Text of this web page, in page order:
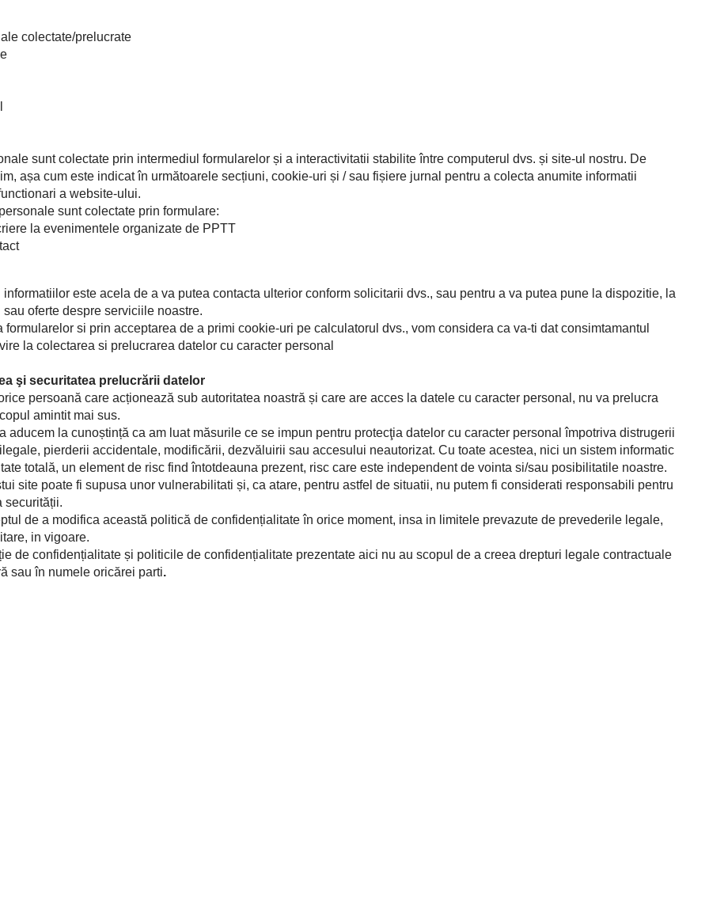
colectate/prelucrate
sunt colectate prin intermediul formularelor și a interactivitatii stabilite între computerul dvs. și site-ul nostru. De
așa cum este indicat în următoarele secțiuni, cookie-uri și / sau fișiere jurnal pentru a colecta anumite informatii
a website-ului.
sunt colectate prin formulare:
la evenimentele organizate de PPTT
este acela de a va putea contacta ulterior conform solicitarii dvs., sau pentru a va putea pune la dispozitie, la
oferte despre serviciile noastre.
formularelor si prin acceptarea de a primi cookie-uri pe calculatorul dvs., vom considera ca va-ti dat consimtamantul
la colectarea si prelucrarea datelor cu caracter personal
şi securitatea prelucrării datelor
persoană care acționează sub autoritatea noastră și care are acces la datele cu caracter personal, nu va prelucra
amintit mai sus.
aducem la cunoștință ca am luat măsurile ce se impun pentru protecţia datelor cu caracter personal împotriva distrugerii
pierderii accidentale, modificării, dezvăluirii sau accesului neautorizat. Cu toate acestea, nici un sistem informatic
totală, un element de risc find întotdeauna prezent, risc care este independent de vointa si/sau posibilitatile noastre.
site poate fi supusa unor vulnerabilitati și, ca atare, pentru astfel de situatii, nu putem fi considerati responsabili pentru
securității.
de a modifica această politică de confidențialitate în orice moment, insa in limitele prevazute de prevederile legale,
in vigoare.
de confidențialitate și politicile de confidențialitate prezentate aici nu au scopul de a creea drepturi legale contractuale
sau în numele oricărei parti.